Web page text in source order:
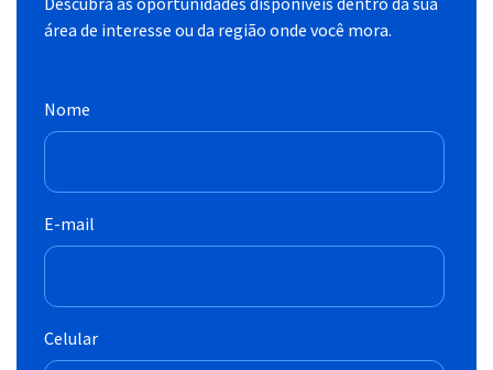
área de interesse ou da região onde você mora.
Nome
E-mail
Celular